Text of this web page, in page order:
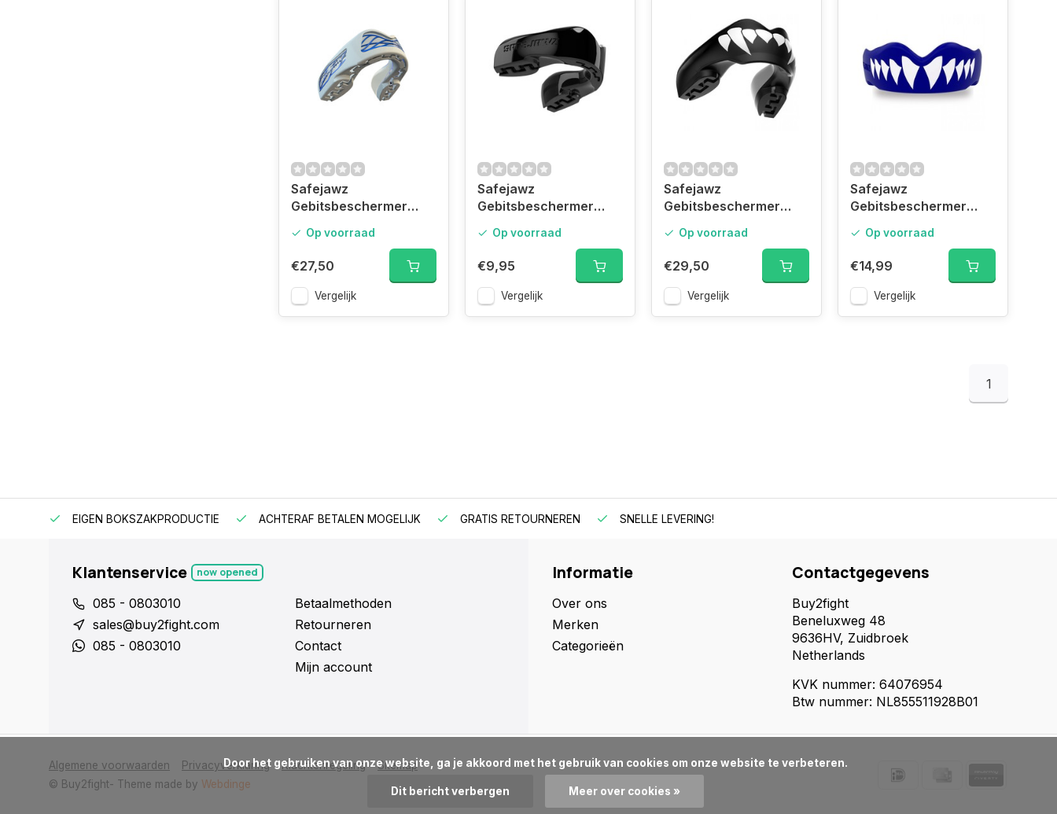
Safejawz
Gebitsbeschermer
‚Äì Senior
Op voorraad
€27,50
Vergelijk
Safejawz
Gebitsbeschermer
Op voorraad
€9,95
Vergelijk
Safejawz
Gebitsbeschermer
Zwart/Wit
Op voorraad
€29,50
Vergelijk
Safejawz
Gebitsbeschermer
Zwart/Blauw
Op voorraad
€14,99
Vergelijk
1
EIGEN BOKSZAKPRODUCTIE ACHTERAF BETALEN MOGELIJK GRATIS RETOURNEREN SNELLE LEVERING!
Klantenservice now opened
085 - 0803010
sales@buy2fight.com
085 - 0803010
Betaalmethoden
Retourneren
Contact
Mijn account
Informatie
Over ons
Merken
Categorieën
Contactgegevens
Buy2fight
Beneluxweg 48
9636HV, Zuidbroek
Netherlands
KVK nummer: 64076954
Btw nummer: NL855511928B01
Algemene voorwaarden Privacyverklaring Klachtenregeling
Sitemap
© Buy2fight- Theme made by Webdinge
      Door het gebruiken van onze website, ga je akkoord met het gebruik van cookies om onze website te verbeteren.
Dit bericht verbergen Meer over cookies »